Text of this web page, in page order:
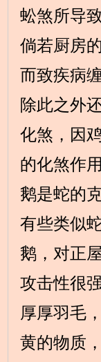
蚣煞所导
倘若厨房
而致疾病缠
除此之外
化煞，因
的化煞作
鹅是蛇的
有些类似
鹅，对正
攻击性很
厚厚羽毛
黄的物质